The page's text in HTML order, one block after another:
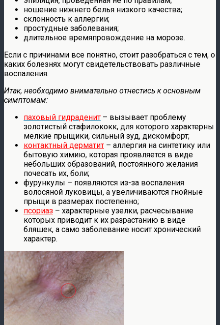
ношение нижнего белья низкого качества;
склонность к аллергии;
простудные заболевания;
длительное времяпровождение на морозе.
Если с причинами все понятно, стоит разобраться с тем, о
каких болезнях могут свидетельствовать различные
воспаления.
Итак, необходимо внимательно отнестись к основным
симптомам:
паховый гидраденит – вызывает проблему
золотистый стафилококк, для которого характерны
мелкие прыщики, сильный зуд, дискомфорт;
контактный дерматит – аллергия на синтетику или
бытовую химию, которая проявляется в виде
небольших образований, постоянного желания
почесать их, боли;
фурункулы – появляются из-за воспаления
волосяной луковицы, а увеличиваются гнойные
прыщи в размерах постепенно;
псориаз – характерные узелки, расчесывание
которых приводит к их разрастанию в виде
бляшек, а само заболевание носит хронический
характер.